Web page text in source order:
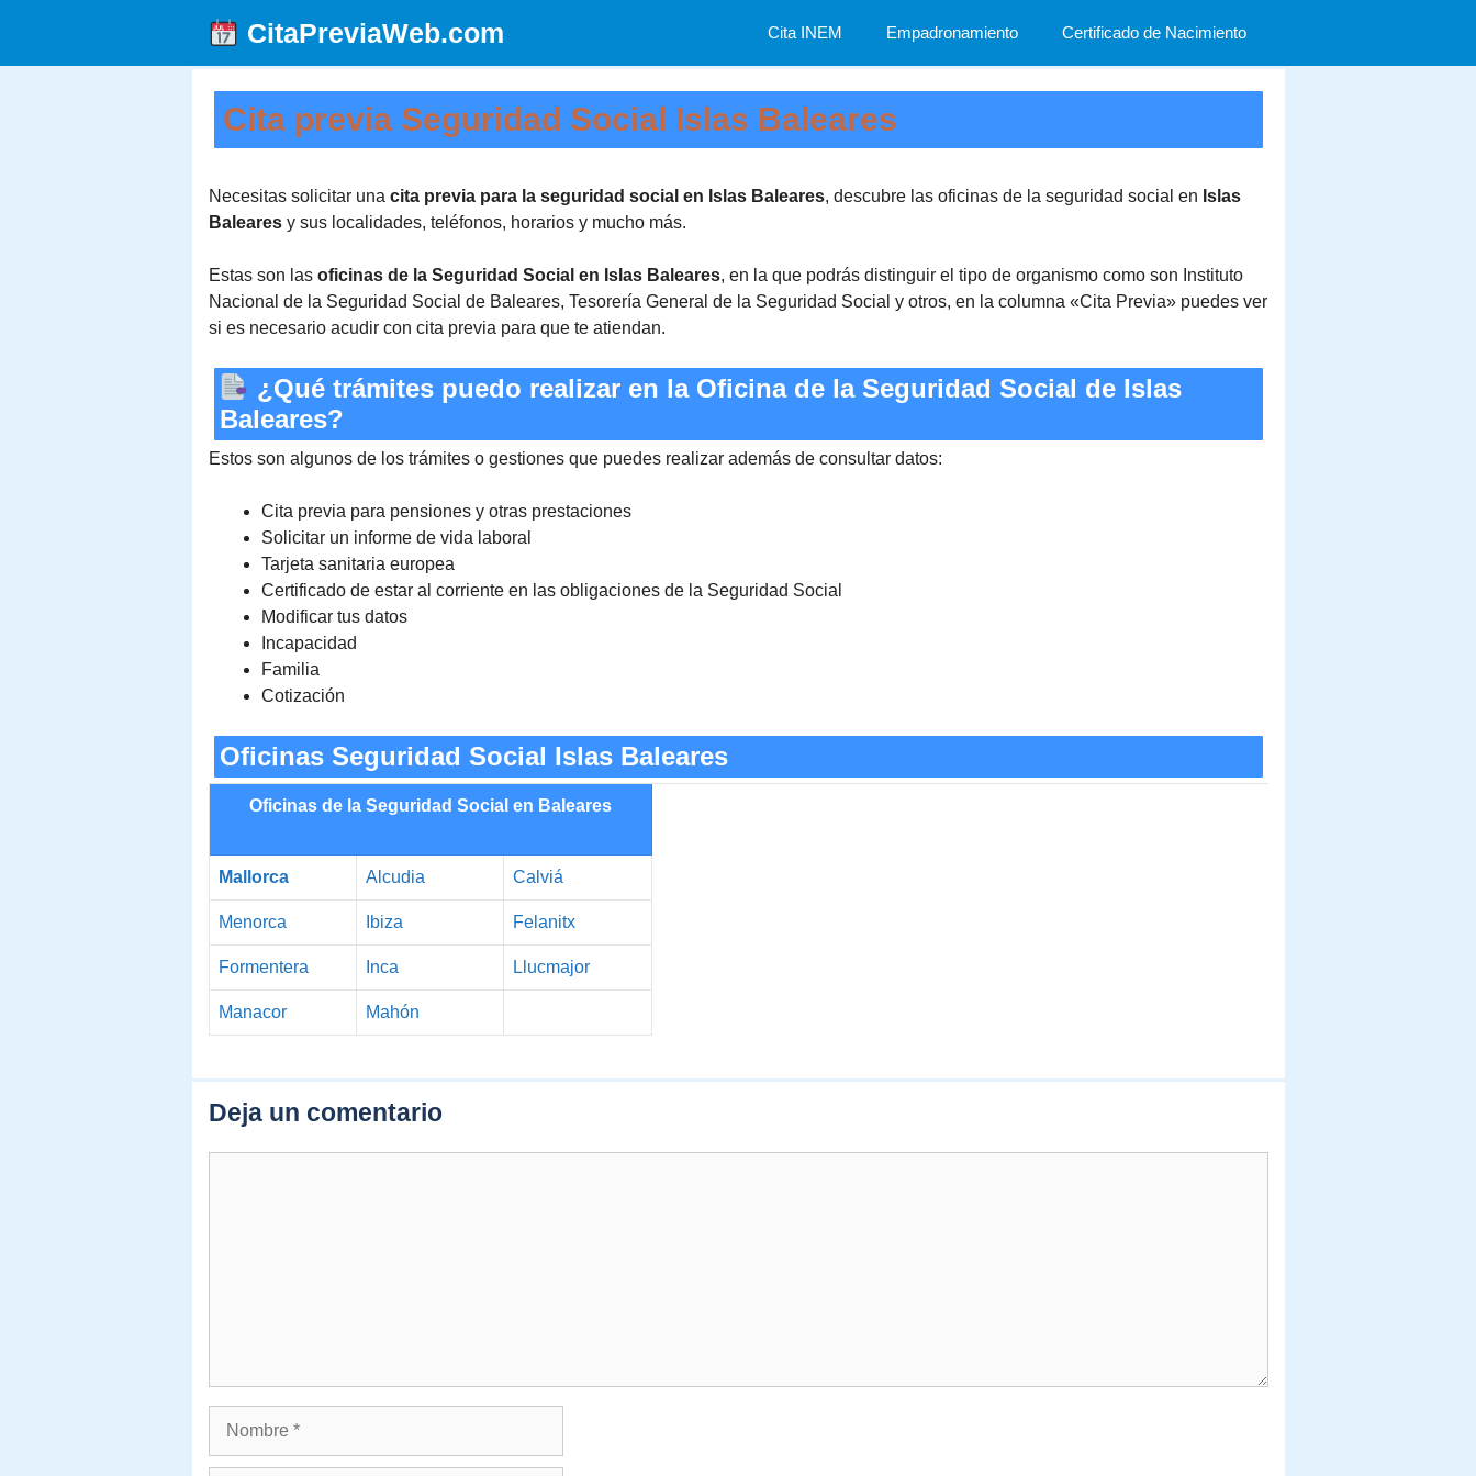
contenido
CitaPreviaWeb.com Cita INEM Empadronamiento Certificado de Nacimiento
Cita previa Seguridad Social Islas Baleares
Necesitas solicitar una cita previa para la seguridad social en Islas Baleares, descubre las oficinas de la seguridad social en Islas
Balearesy sus localidades, teléfonos, horarios y mucho más.
Estas son las oficinas de la Seguridad Social en Islas Baleares, en la que podrás distinguir el tipo de organismo como son Instituto
Nacional de la Seguridad Social de Baleares, Tesorería General de la Seguridad Social y otros, en la columna «Cita Previa» puedes ver
si es necesario acudir con cita previa para que te atiendan.
¿Qué trámites puedo realizar en la Oficina de la Seguridad Social de Islas
Baleares?
Estos son algunos de los trámites o gestiones que puedes realizar además de consultar datos:
Cita previa para pensiones y otras prestaciones
Solicitar un informe de vida laboral
Tarjeta sanitaria europea
Certificado de estar al corriente en las obligaciones de la Seguridad Social
Modificar tus datos
Incapacidad
Familia
Cotización
Oficinas Seguridad Social Islas Baleares
Oficinas de la Seguridad Social en Baleares
Mallorca Alcudia Calviá
Menorca Ibiza Felanitx
Formentera Inca Llucmajor
Manacor Mahón
Deja un comentario